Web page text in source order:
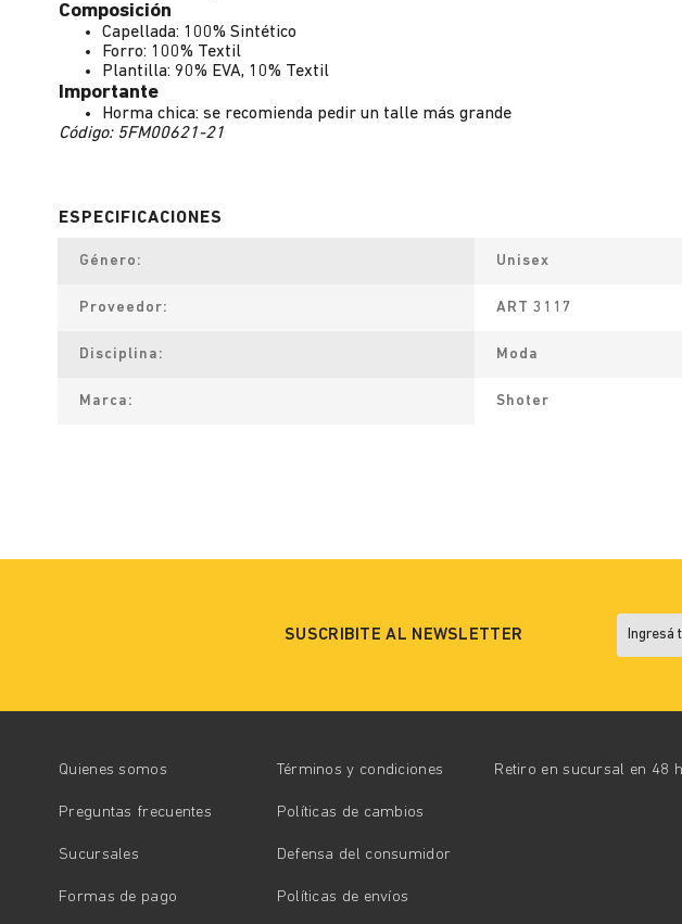
Composición
Capellada: 100% Sintético
Forro: 100% Textil
Plantilla: 90% EVA, 10% Textil
Importante
Horma chica: se recomienda pedir un talle más grande
Código: 5FM00621-21
Género Unisex
Proveedor ART 3117
Disciplina Moda
Marca Shoter
SUSCRIBITE AL NEWSLETTER
Quienes somos Términos y condiciones
Preguntas frecuentes Políticas de cambios
Sucursales Defensa del consumidor
Formas de pago Políticas de envíos
Retiro en sucursal en 48